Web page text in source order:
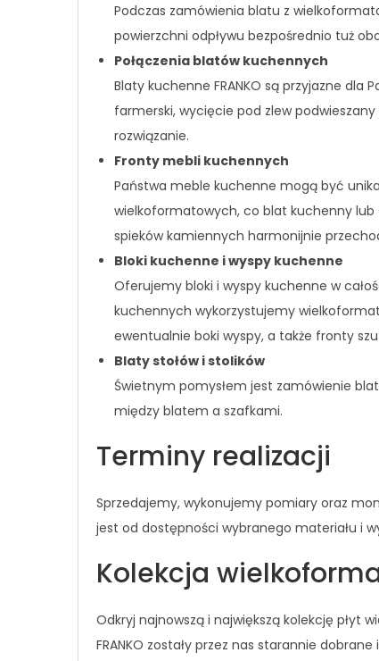
Podczas zamówienia blatu z
powierzchni odpływu bezpośrednio tuż
Połączenia blatów kuchennych
Blaty kuchenne FRANKO są przyjazne
farmerski, wycięcie pod zlew
rozwiązanie.
Fronty mebli kuchennych
Państwa meble kuchenne mogą być
wielkoformatowych, co blat kuchenny lub
spieków kamiennych harmonijnie
Bloki kuchenne i wyspy kuchenne
Oferujemy bloki i wyspy kuchenne w
kuchennych wykorzystujemy
ewentualnie boki wyspy, a także fronty
Blaty stołów i stolików
Świetnym pomysłem jest zamówienie
między blatem a szafkami.
Terminy realizacji
Sprzedajemy, wykonujemy pomiary oraz
jest od dostępności wybranego materiału i
Kolekcja
Odkryj najnowszą i największą kolekcję płyt
FRANKO zostały przez nas starannie